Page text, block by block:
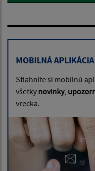
MOBILNÁ APLIKÁCIA
Stiahnite si mobilnú
všetky novinky,
vrecka.